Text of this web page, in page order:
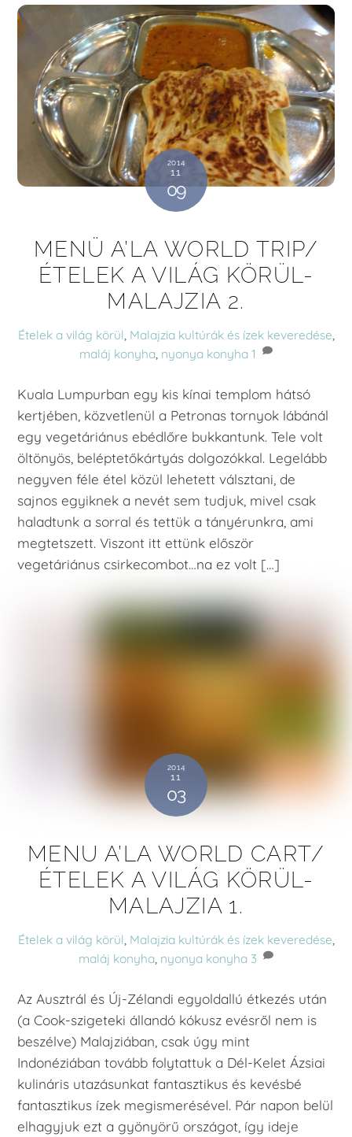
2014
11
09
MENÜ A’LA WORLD TRIP/
ÉTELEK A VILÁG KÖRÜL-
MALAJZIA 2.
Ételek a világ körül Malajzia kultúrák és ízek keveredése
maláj konyha nyonya konyha 1
Kuala Lumpurban egy kis kínai templom hátsó
kertjében, közvetlenül a Petronas tornyok lábánál
egy vegetáriánus ebédlőre bukkantunk. Tele volt
öltönyös, beléptetőkártyás dolgozókkal. Legelább
negyven féle étel közül lehetett válsztani, de
sajnos egyiknek a nevét sem tudjuk, mivel csak
haladtunk a sorral és tettük a tányérunkra, ami
megtetszett. Viszont itt ettünk először
vegetáriánus csirkecombot…na ez volt […]
2014
11
03
MENU A’LA WORLD CART/
ÉTELEK A VILÁG KÖRÜL-
MALAJZIA 1.
Ételek a világ körül Malajzia kultúrák és ízek keveredése
maláj konyha nyonya konyha 3
Az Ausztrál és Új-Zélandi egyoldallú étkezés után
(a Cook-szigeteki állandó kókusz evésről nem is
beszélve) Malajziában, csak úgy mint
Indonéziában tovább folytattuk a Dél-Kelet Ázsiai
kulináris utazásunkat fantasztikus és kevésbé
fantasztikus ízek megismerésével. Pár napon belül
elhagyjuk ezt a gyönyörű országot, így ideje